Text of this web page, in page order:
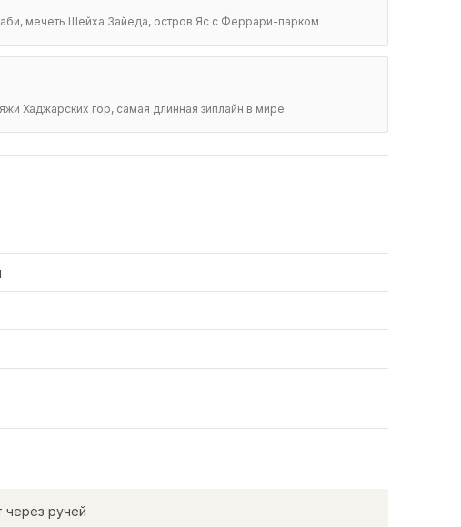
мечеть Шейха Зайеда, остров Яс с Феррари-парком
Хаджарских гор, самая длинная зиплайн в мире
ручей